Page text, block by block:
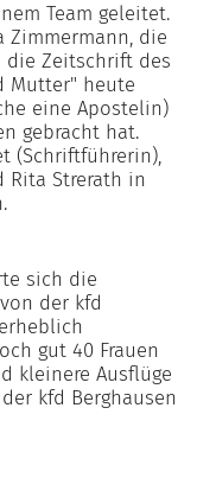
Team geleitet.
Zimmermann, die
die Zeitschrift des
Mutter" heute
eine Apostelin)
gebracht hat.
(Schriftführerin),
Rita Strerath in
sich die
der kfd
gut 40 Frauen
kleinere Ausflüge
kfd Berghausen